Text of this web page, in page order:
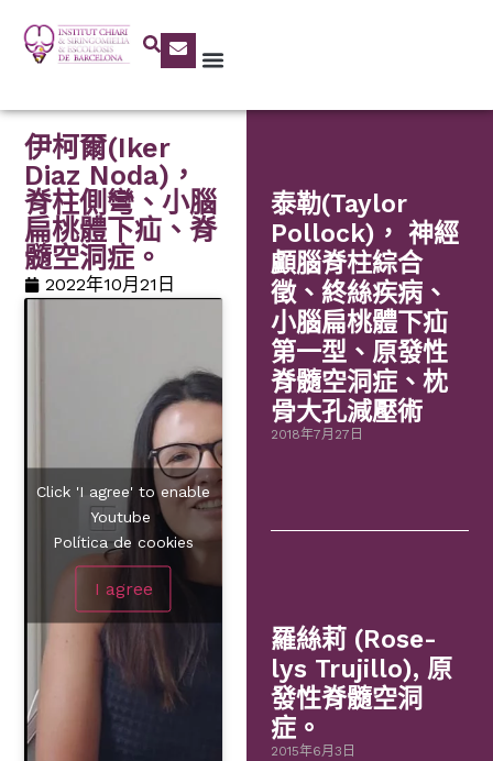
伊柯爾(Iker
Diaz Noda)，
脊柱側彎、小腦
扁桃體下疝、脊
髓空洞症。
2022年10月21日
Click 'I agree' to enable
Youtube
Política de cookies
I agree
泰勒(Taylor
Pollock)， 神經
顱腦脊柱綜合
徵、終絲疾病、
小腦扁桃體下疝
第一型、原發性
脊髓空洞症、枕
骨大孔減壓術
2018年7月27日
羅絲莉 (Rose-
lys Trujillo), 原
發性脊髓空洞
症。
2015年6月3日